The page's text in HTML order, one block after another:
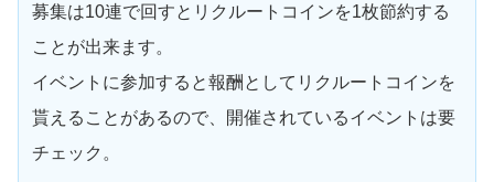
募集は10連で回すとリクルートコインを1枚節約する
ことが出来ます。
イベントに参加すると報酬としてリクルートコインを
貰えることがあるので、開催されているイベントは要
チェック。